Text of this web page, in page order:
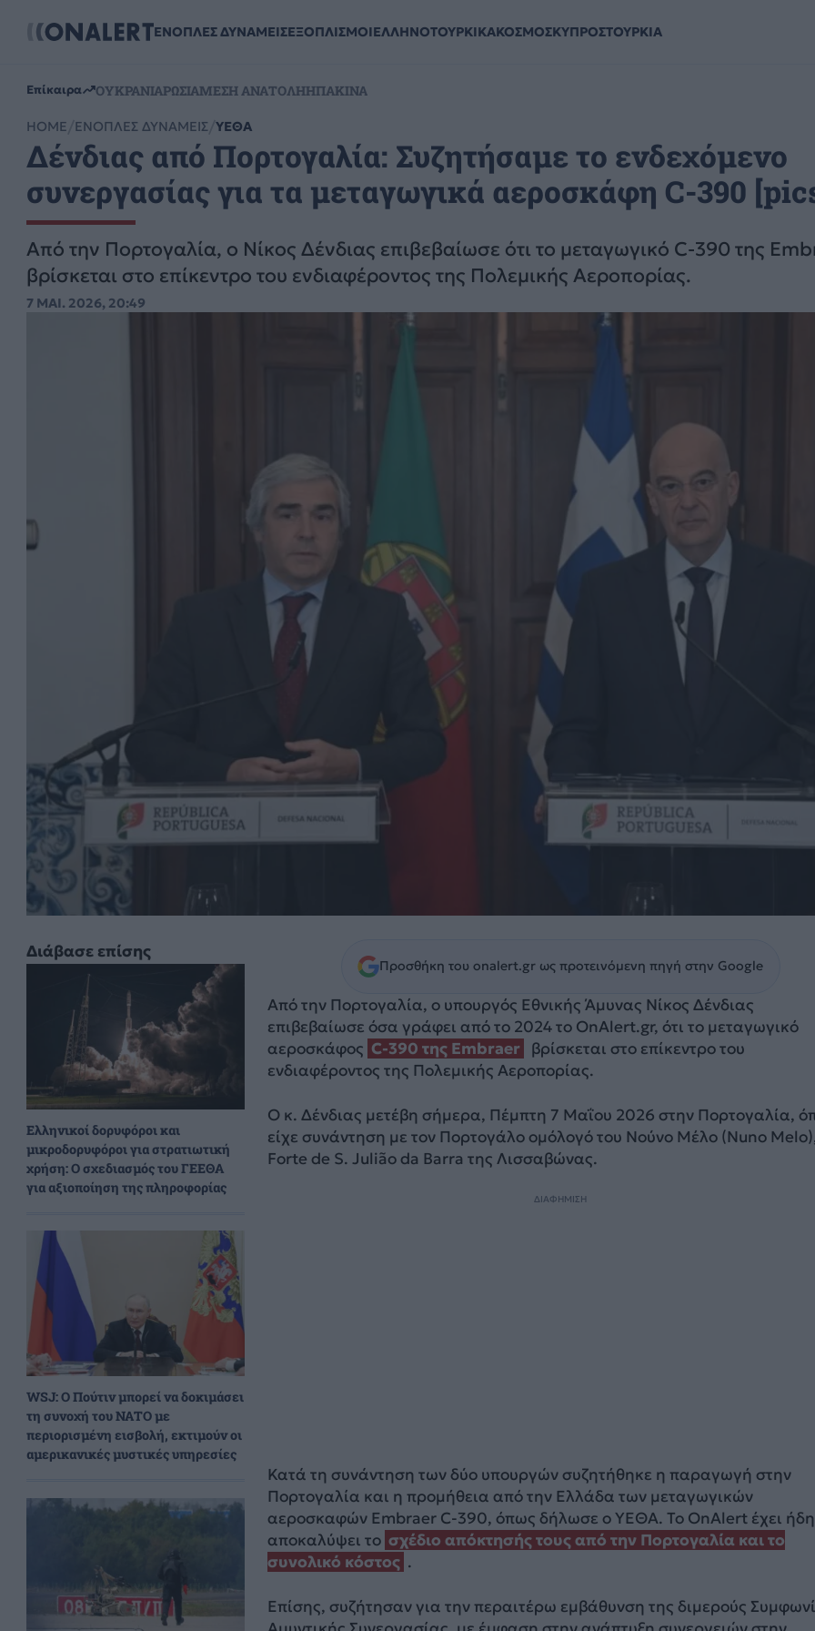
ΕΝΟΠΛΕΣ ΔΥΝΑΜΕΙΣΕΞΟΠΛΙΣΜΟΙΕΛΛΗΝΟΤΟΥΡΚΙΚΑΚΟΣΜΟΣΚΥΠΡΟΣΤΟΥΡΚΙΑ
Επίκαιρα ΟΥΚΡΑΝΙΑΡΩΣΙΑΜΕΣΗ ΑΝΑΤΟΛΗΗΠΑΚΙΝΑ
HOME ΕΝΟΠΛΕΣ ΔΥΝΑΜΕΙΣ ΥΕΘΑ
Δένδιας από Πορτογαλία: Συζητήσαμε το ενδεχόμενο
συνεργασίας για τα μεταγωγικά αεροσκάφη C-390
Aπό την Πορτογαλία, ο Νίκος Δένδιας επιβεβαίωσε ότι το μεταγωγικό C-390 της
βρίσκεται στο επίκεντρο του ενδιαφέροντος της Πολεμικής Αεροπορίας.
7 ΜΑΙ. 2026, 20:49
Διάβασε επίσης
Ελληνικοί δορυφόροι και
μικροδορυφόροι για στρατιωτική
χρήση: Ο σχεδιασμός του ΓΕΕΘΑ
για αξιοποίηση της πληροφορίας
WSJ: Ο Πούτιν μπορεί να δοκιμάσει
τη συνοχή του ΝΑΤΟ με
περιορισμένη εισβολή, εκτιμούν οι
αμερικανικές μυστικές υπηρεσίες
Προσθήκη του onalert.gr ως προτεινόμενη πηγή στην Google
Aπό την Πορτογαλία, ο υπουργός Εθνικής Άμυνας Νίκος Δένδιας
επιβεβαίωσε όσα γράφει από το 2024 το OnAlert.gr, ότι το μεταγωγικό
αεροσκάφος C-390 της Embraer βρίσκεται στο επίκεντρο του
ενδιαφέροντος της Πολεμικής Αεροπορίας.
Ο κ. Δένδιας μετέβη σήμερα, Πέμπτη 7 Μαΐου 2026 στην Πορτογαλία,
είχε συνάντηση με τον Πορτογάλο ομόλογό του Νούνο Μέλο (Nuno
Forte de S. Julião da Barra της Λισσαβώνας.
ΔΙΑΦΗΜΙΣΗ
Κατά τη συνάντηση των δύο υπουργών συζητήθηκε η παραγωγή στην
Πορτογαλία και η προμήθεια από την Ελλάδα των μεταγωγικών
αεροσκαφών Embraer C-390, όπως δήλωσε ο ΥΕΘΑ. Το OnAlert έχει ήδη
αποκαλύψει το σχέδιο απόκτησής τους από την Πορτογαλία και το
συνολικό κόστος .
Επίσης, συζήτησαν για την περαιτέρω εμβάθυνση της διμερούς